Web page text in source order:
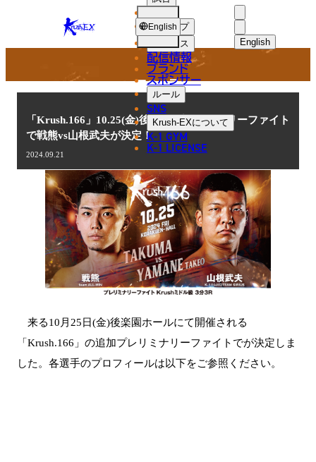
KRUSH-
EX
English
한국어
中文（繁體
ショップ
ニュース
配信情報
ブランド
スポンサー
ルール
SNS
Krush-EXについて
K-1 GYM
K-1 LICENSE
English
NEWS
ニュース
「Krush.166」10.25(金)後楽園 プレリミナリーファイト
で戦熊vs山根武夫が決定！
2024.09.21
来る10月25日(金)後楽園ホールにて開催される
「Krush.166」の追加プレリミナリーファイトでが決定しま
した。各選手のプロフィールは以下をご参照ください。